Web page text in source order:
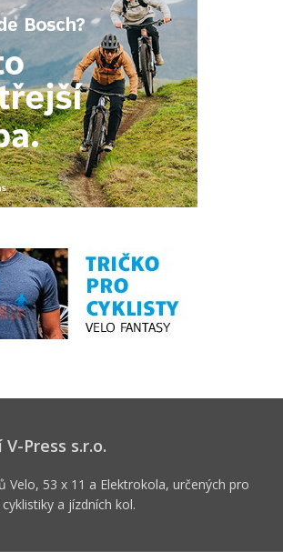
Press s.r.o.
Velo, 53 x 11 a Elektrokola, určených pro
a jízdních kol.